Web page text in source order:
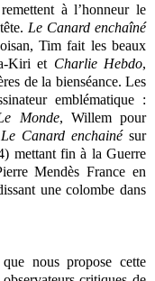
à l’honneur le
Le Canard enchaîné
Tim fait les beaux
Kiri et Charlie Hebdo,
de la bienséance. Les
emblématique :
Monde, Willem pour
Le Canard enchainésur
mettant fin à la Guerre
Mendès France en
une colombe dans
nous propose cette